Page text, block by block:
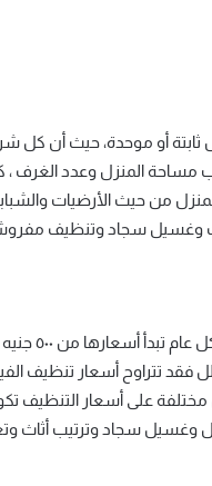
أو موحدة، حيث أن كل
المنزل وعدد الغرف ،
من حيث الأرضيات
وغسيل سجاد وتنظيف
على أسعار التنظيف